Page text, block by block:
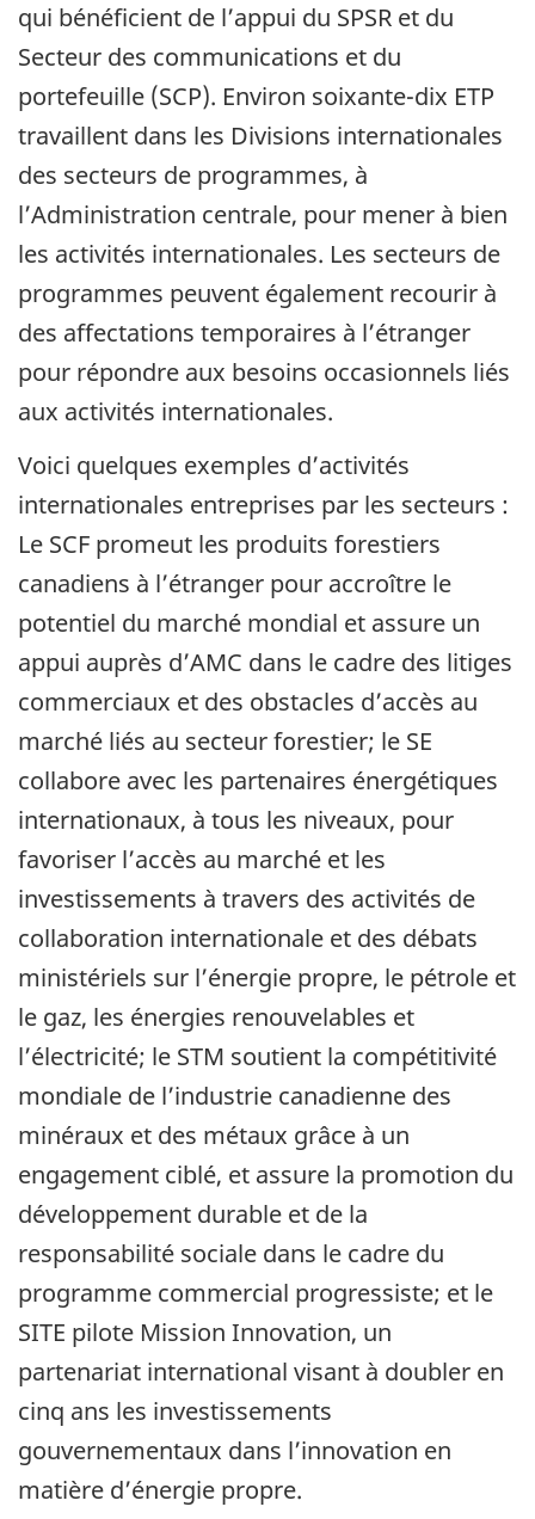
qui bénéficient de l’appui du SPSR et du
Secteur des communications et du
portefeuille (SCP). Environ soixante-dix ETP
travaillent dans les Divisions internationales
des secteurs de programmes, à
l’Administration centrale, pour mener à bien
les activités internationales. Les secteurs de
programmes peuvent également recourir à
des affectations temporaires à l’étranger
pour répondre aux besoins occasionnels liés
aux activités internationales.
Voici quelques exemples d’activités
internationales entreprises par les secteurs :
Le SCF promeut les produits forestiers
canadiens à l’étranger pour accroître le
potentiel du marché mondial et assure un
appui auprès d’AMC dans le cadre des litiges
commerciaux et des obstacles d’accès au
marché liés au secteur forestier; le SE
collabore avec les partenaires énergétiques
internationaux, à tous les niveaux, pour
favoriser l’accès au marché et les
investissements à travers des activités de
collaboration internationale et des débats
ministériels sur l’énergie propre, le pétrole et
le gaz, les énergies renouvelables et
l’électricité; le STM soutient la compétitivité
mondiale de l’industrie canadienne des
minéraux et des métaux grâce à un
engagement ciblé, et assure la promotion du
développement durable et de la
responsabilité sociale dans le cadre du
programme commercial progressiste; et le
SITE pilote Mission Innovation, un
partenariat international visant à doubler en
cinq ans les investissements
gouvernementaux dans l’innovation en
matière d’énergie propre.